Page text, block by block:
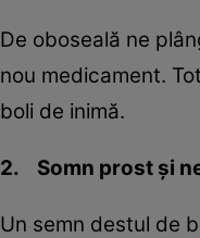
De oboseală ne
nou medicament.
boli de inimă.
2. Somn prost şi
Un semn destul de